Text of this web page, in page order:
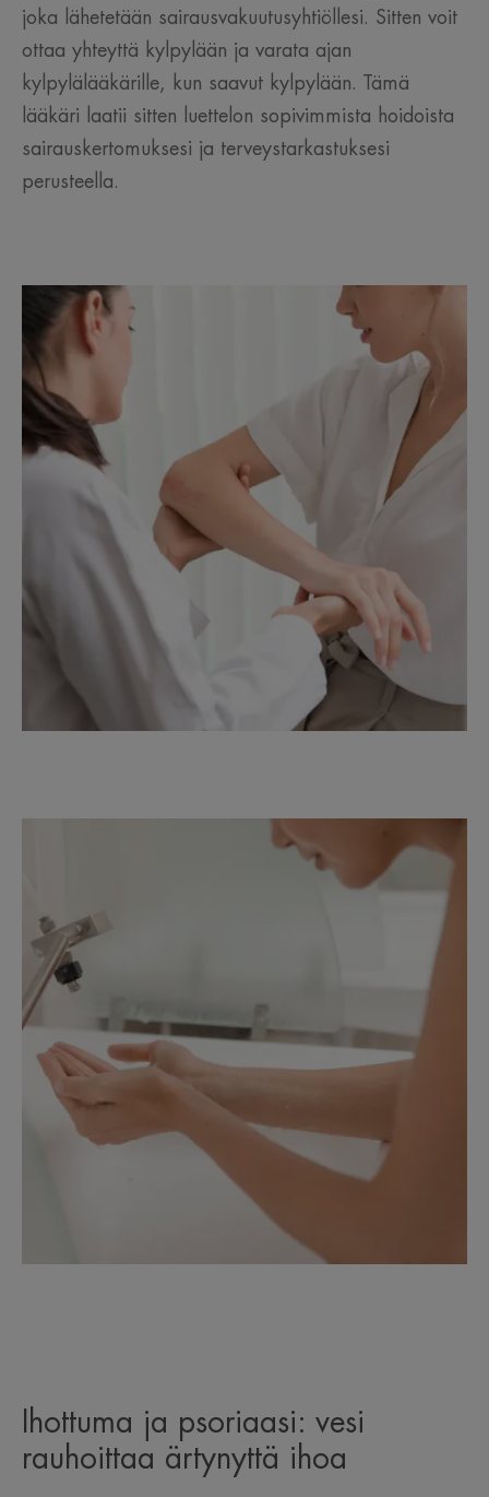
joka lähetetään sairausvakuutusyhtiöllesi. Sitten voit
ottaa yhteyttä kylpylään ja varata ajan
kylpylälääkärille, kun saavut kylpylään. Tämä
lääkäri laatii sitten luettelon sopivimmista hoidoista
sairauskertomuksesi ja terveystarkastuksesi
perusteella.
Ihottuma ja psoriaasi: vesi
rauhoittaa ärtynyttä ihoa